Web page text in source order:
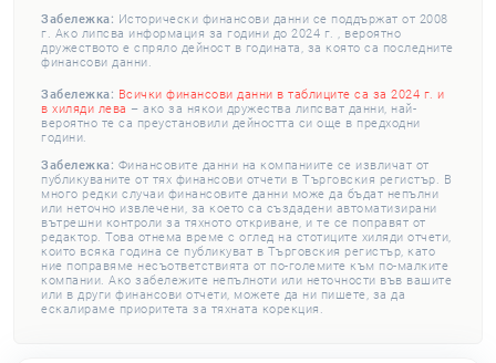
Забележка: Исторически финансови данни се поддържат от 2008
г. Ако липсва информация за години до 2024 г. , вероятно
дружеството е спряло дейност в годината, за която са последните
финансови данни.
Забележка: Всички финансови данни в таблиците са за 2024 г. и
в хиляди лева – ако за някои дружества липсват данни, най-
вероятно те са преустановили дейността си още в предходни
години.
Забележка: Финансовите данни на компаниите се извличат от
публикуваните от тях финансови отчети в Търговския регистър. В
много редки случаи финансовите данни може да бъдат непълни
или неточно извлечени, за което са създадени автоматизирани
вътрешни контроли за тяхното откриване, и те се поправят от
редактор. Това отнема време с оглед на стотиците хиляди отчети,
които всяка година се публикуват в Търговския регистър, като
ние поправяме несъответствията от по-големите към по-малките
компании. Ако забележите непълноти или неточности във вашите
или в други финансови отчети, можете да ни пишете, за да
ескалираме приоритета за тяхната корекция.